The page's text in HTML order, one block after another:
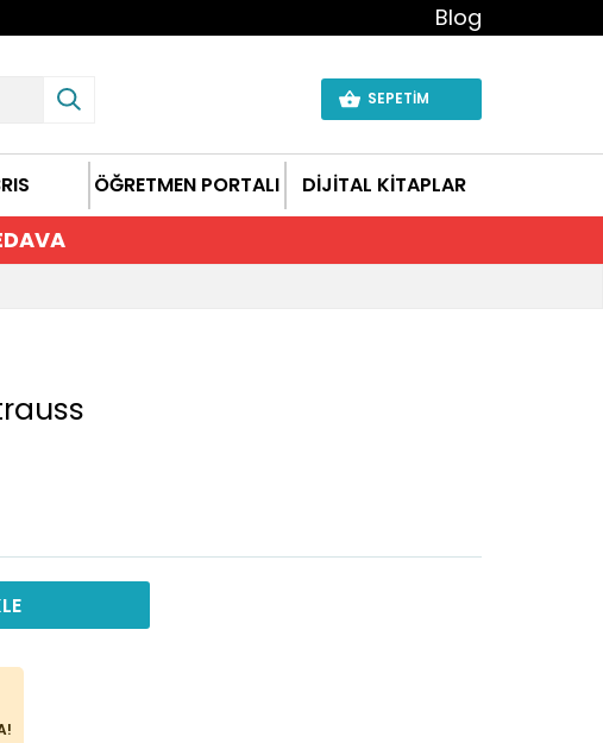
Blog
SEPETİM
ÖĞRETMEN PORTALI DİJİTAL KİTAPLAR